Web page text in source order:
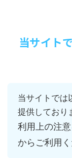
当サイト
当サイトでは
提供しており
利用上の注
からご利用く